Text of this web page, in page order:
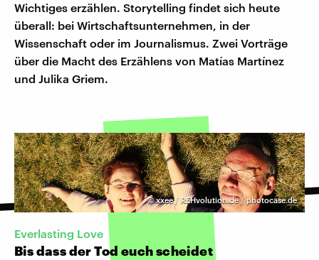
Wichtiges erzählen. Storytelling findet sich heute
überall: bei Wirtschaftsunternehmen, in der
Wissenschaft oder im Journalismus. Zwei Vorträge
über die Macht des Erzählens von Matías Martínez
und Julika Griem.
©xxee / REHvolution.de / photocase.de
Everlasting Love
Bis dass der Tod euch scheidet